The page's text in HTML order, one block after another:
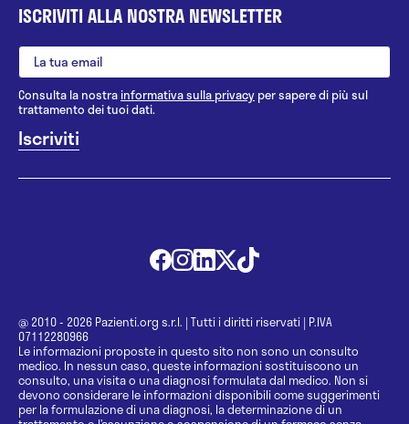
ISCRIVITI ALLA NOSTRA NEWSLETTER
Consulta la nostrainformativa sulla privacy per sapere di più sul
trattamento dei tuoi dati.
@ 2010 - 2026 Pazienti.org s.r.l. | Tutti i diritti riservati | P.IVA
07112280966
Le informazioni proposte in questo sito non sono un consulto
medico. In nessun caso, queste informazioni sostituiscono un
consulto, una visita o una diagnosi formulata dal medico. Non si
devono considerare le informazioni disponibili come suggerimenti
per la formulazione di una diagnosi, la determinazione di un